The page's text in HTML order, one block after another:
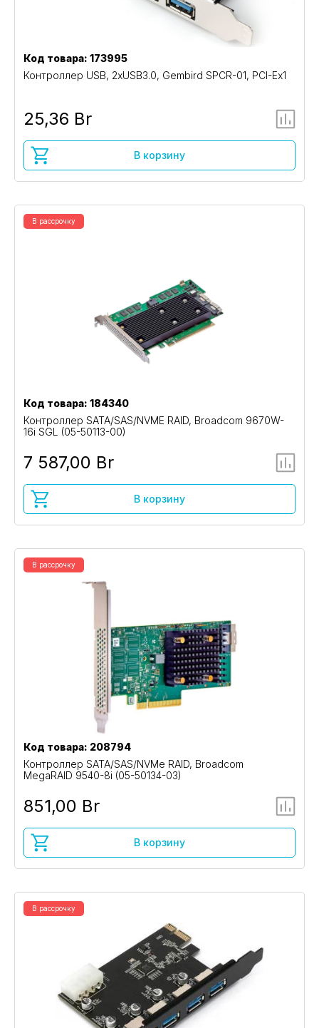
Код товара: 173995
Контроллер USB, 2xUSB3.0, Gembird SPCR-01, PCI-Ex1
25,36 Br
В корзину
В рассрочку
Код товара: 184340
Контроллер SATA/SAS/NVME RAID, Broadcom 9670W-
16i SGL (05-50113-00)
7 587,00 Br
В корзину
В рассрочку
Код товара: 208794
Контроллер SATA/SAS/NVMe RAID, Broadcom
MegaRAID 9540-8i (05-50134-03)
851,00 Br
В корзину
В рассрочку